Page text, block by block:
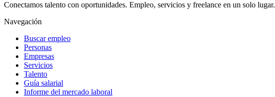
Conectamos talento con oportunidades. Empleo, servicios y freelance en un solo lugar.
Navegación
Buscar empleo
Personas
Empresas
Servicios
Talento
Guía salarial
Informe del mercado laboral